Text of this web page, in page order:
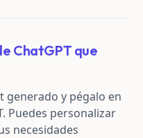
ChatGPT que
generado y pégalo en
Puedes personalizar
necesidades